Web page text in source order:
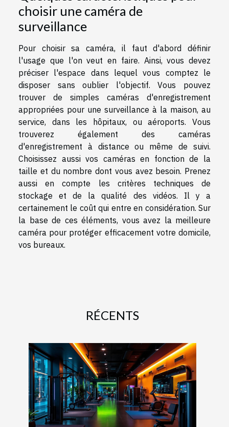
choisir une caméra de
surveillance
Pour choisir sa caméra, il faut d'abord définir
l'usage que l'on veut en faire. Ainsi, vous devez
préciser l'espace dans lequel vous comptez le
disposer sans oublier l'objectif. Vous pouvez
trouver de simples caméras d'enregistrement
appropriées pour une surveillance à la maison, au
service, dans les hôpitaux, ou aéroports. Vous
trouverez également des caméras
d'enregistrement à distance ou même de suivi.
Choisissez aussi vos caméras en fonction de la
taille et du nombre dont vous avez besoin. Prenez
aussi en compte les critères techniques de
stockage et de la qualité des vidéos. Il y a
certainement le coût qui entre en considération. Sur
la base de ces éléments, vous avez la meilleure
caméra pour protéger efficacement votre domicile,
vos bureaux.
RÉCENTS